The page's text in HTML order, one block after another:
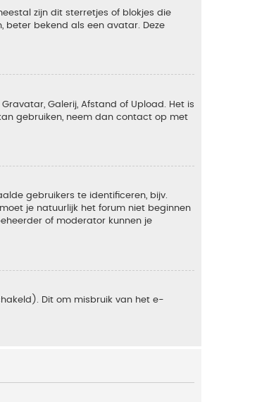
zijn dit sterretjes of blokjes die
beter bekend als een avatar. Deze
Galerij, Afstand of Upload. Het is
gebruiken, neem dan contact op met
gebruikers te identificeren, bijv.
je natuurlijk het forum niet beginnen
of moderator kunnen je
Dit om misbruik van het e-